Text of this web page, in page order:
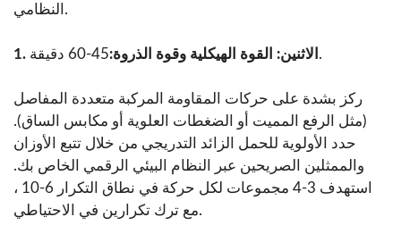
النظامي.
1. الاثنين: القوة الهيكلية وقوة الذروة: 45-60 دقيقة.
ركز بشدة على حركات المقاومة المركبة متعددة المفاصل
(مثل الرفع المميت أو الضغطات العلوية أو مكابس الساق).
حدد الأولوية للحمل الزائد التدريجي من خلال تتبع الأوزان
والممثلين الصريحين عبر النظام البيئي الرقمي الخاص بك.
استهدف 3-4 مجموعات لكل حركة في نطاق التكرار 6-10 ،
مع ترك تكرارين في الاحتياطي.